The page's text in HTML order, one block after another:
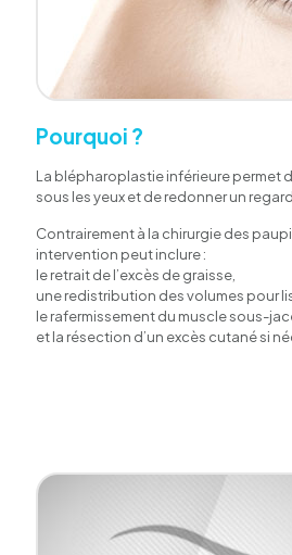
Pourquoi ?
La blépharoplastie inférieure permet
sous les yeux et de redonner un
Contrairement à la chirurgie des
intervention peut inclure :
le retrait de l’excès de graisse,
une redistribution des volumes pour
le rafermissement du muscle sous-
et la résection d’un excès cutané si